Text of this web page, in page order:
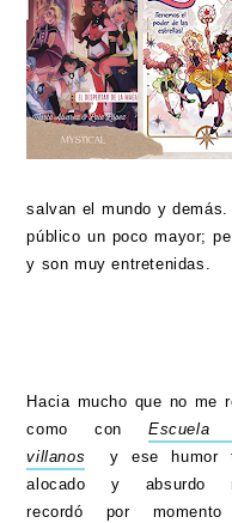
salvan el mundo y
público un poco mayor;
y son muy entretenidas.
Hacia mucho que no me
como con Escuela
villanos
y ese humor
alocado y absurdo
recordó por